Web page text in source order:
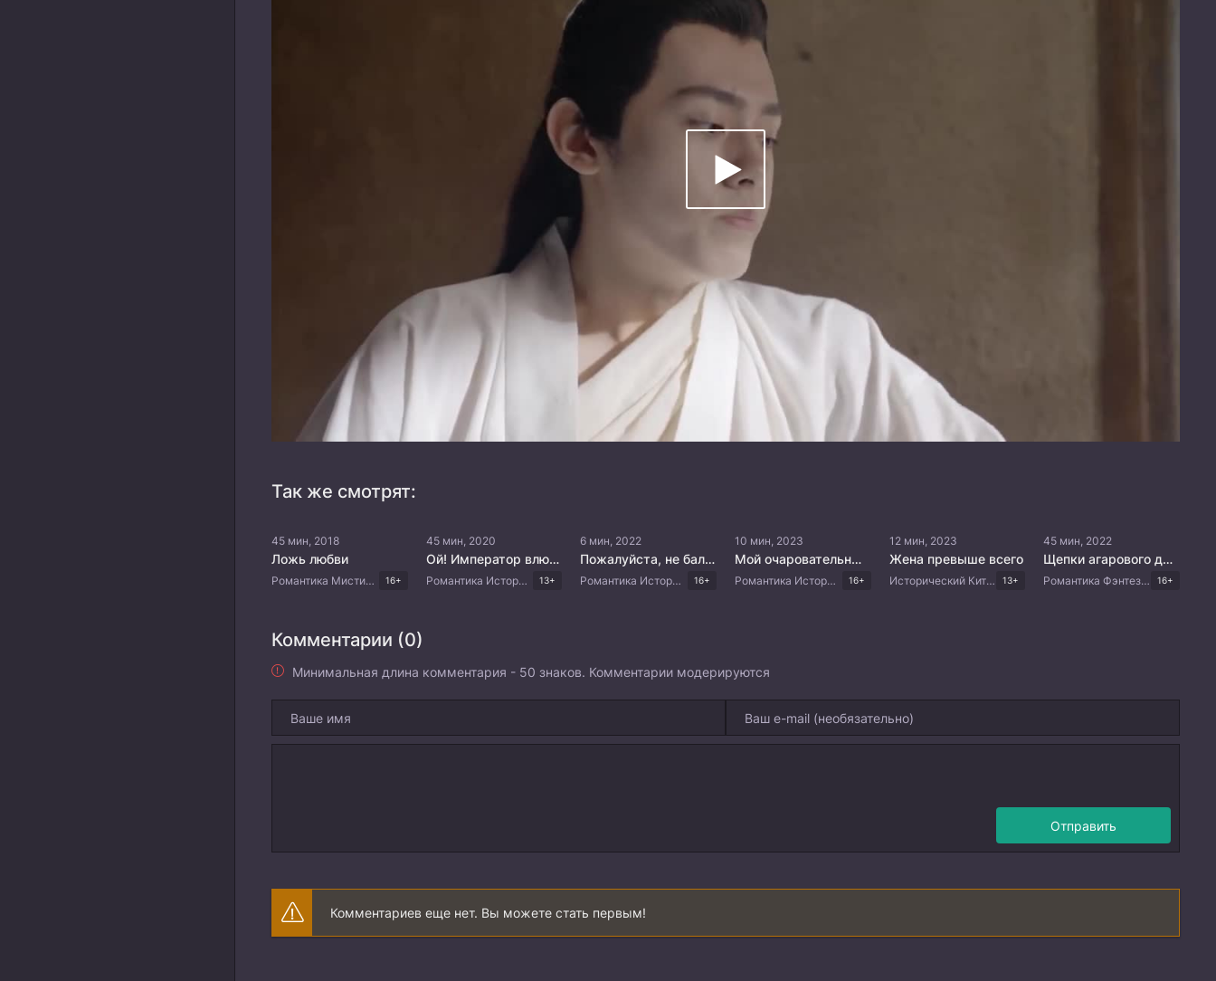
Так же смотрят:
45 мин, 2018
Ложь любви
Романтика Мистика Триллер Драма Китайские дорамы 16+
45 мин, 2020
Ой! Император влюблён
Романтика Исторический Комедия Китайские дорамы 13+
6 мин, 2022
Пожалуйста, не балуй меня
Романтика Исторический Фэнтези Комедия Китайские дорамы 16+
10 мин, 2023
Мой очаровательный злодей-император
Романтика Исторический Фэнтези Мистика Китайские дорамы 16+
12 мин, 2023
Жена превыше всего
Исторический Китайские дорамы 13+
45 мин, 2022
Щепки агарового дерева
Романтика Фэнтези Драма Боевые искусства Китайские дорамы 16+
Комментарии (0)
Минимальная длина комментария - 50 знаков. Комментарии модерируются
Отправить
Комментариев еще нет. Вы можете стать первым!